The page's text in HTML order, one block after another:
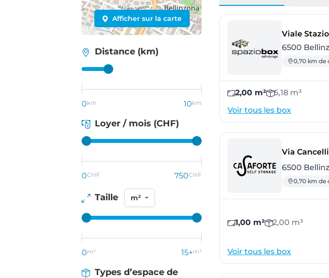
Viale
6500
0,70 km de
2,00 m² 5,18 m³
Voir tous les box
Via
6500
0,70 km de
1,00 m² 2,00 m³
Voir tous les box
Afficher sur la carte
Distance (km)
0km 10km
Loyer / mois (CHF)
0CHF 750CHF
Taille
0m² 15+m²
Types d’espace de